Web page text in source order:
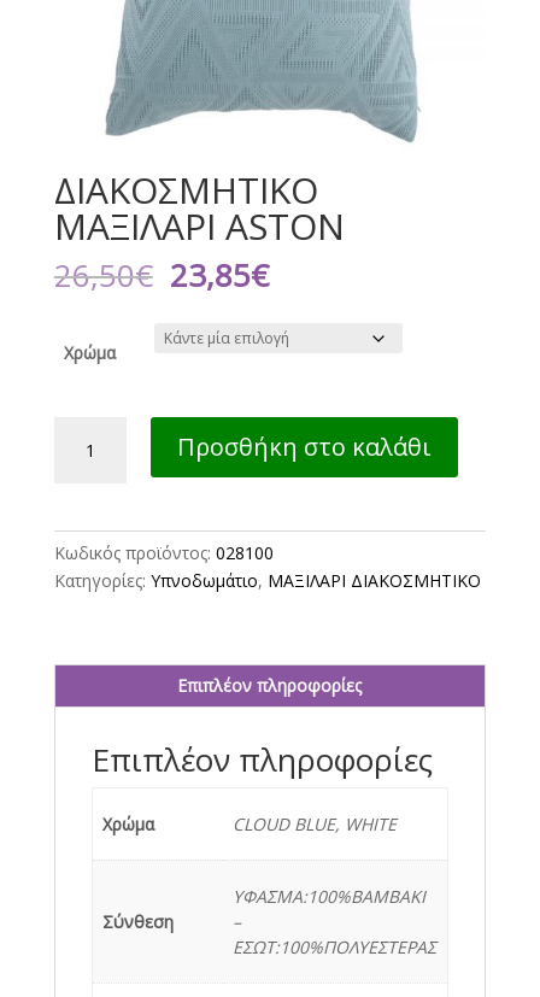
ΔΙΑΚΟΣΜΗΤΙΚΟ
ΜΑΞΙΛΑΡΙ ASTON
26,50€ Original
price
was:
26,50€.
23,85€Η
τρέχουσα
τιμή
είναι:
Χρώμα
ΜΑΞΙΛΑΡΙ
Προσθήκη στο καλάθι
Κωδικός προϊόντος: 028100
Κατηγορίες: Υπνοδωμάτιο, ΜΑΞΙΛΑΡΙ ΔΙΑΚΟΣΜΗΤΙΚΟ
Επιπλέον πληροφορίες
Επιπλέον πληροφορίες
Χρώμα CLOUD BLUE, WHITE
Σύνθεση
ΥΦΑΣΜΑ:100%ΒΑΜΒΑΚΙ
–
ΕΣΩΤ:100%ΠΟΛΥΕΣΤΕΡΑΣ